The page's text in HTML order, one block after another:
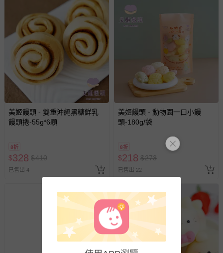
預購商品：預購為海外同步代購，遇缺貨即會通知媽咪並協
助取消退款事宜。
商品如因「價格、組合」等錯誤原因，導致無法安排出貨，
會主動以簡訊及mail通知訂單取消事宜，並將提供適當補
償。
美姬饅頭 - 雙重沖繩黑糖鮮乳
饅頭捲-55g*6顆
8折
$328 $410
已售出 4
美姬饅頭 - 動物園一口小饅
頭-180g/袋
8折
$218 $273
已售出 22